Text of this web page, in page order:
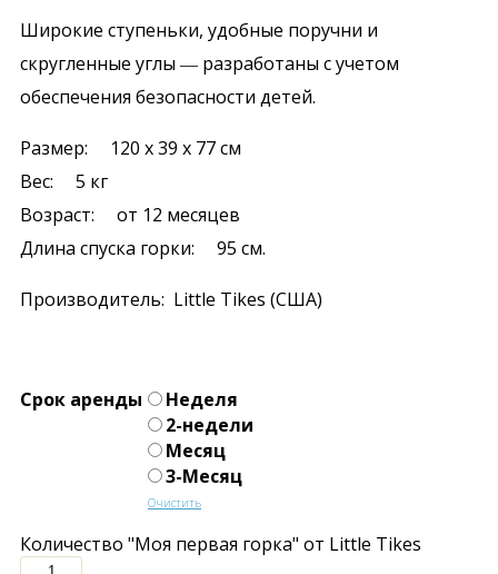
Широкие ступеньки, удобные поручни и
скругленные углы ― разработаны с учетом
обеспечения безопасности детей.
Размер: 120 х 39 х 77 см
Вес: 5 кг
Возраст: от 12 месяцев
Длина спуска горки: 95 см.
Производитель: Little Tikes (США)
Срок аренды
Неделя
2-недели
Месяц
3-Месяц
Очистить
Количество "Моя первая горка" от Little Tikes